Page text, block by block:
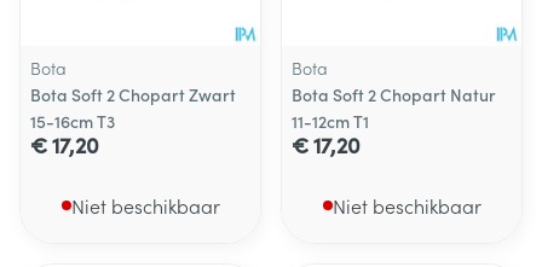
Bota
Bota Soft 2 Chopart Zwart
15-16cm T3
€ 17,20
Niet beschikbaar
Bota
Bota Soft 2 Chopart Natur
11-12cm T1
€ 17,20
Niet beschikbaar